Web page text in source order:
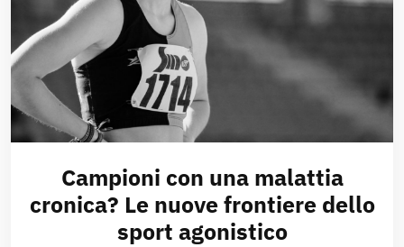
Campioni con una malattia
cronica? Le nuove frontiere dello
sport agonistico